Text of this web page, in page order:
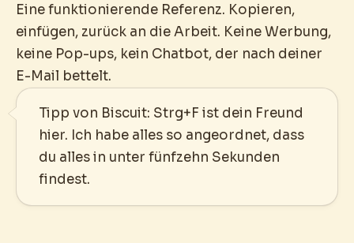
Eine funktionierende Referenz. Kopieren,
einfügen, zurück an die Arbeit. Keine Werbung,
keine Pop-ups, kein Chatbot, der nach deiner
E-Mail bettelt.
Tipp von Biscuit: Strg+F ist dein Freund
hier. Ich habe alles so angeordnet, dass
du alles in unter fünfzehn Sekunden
findest.